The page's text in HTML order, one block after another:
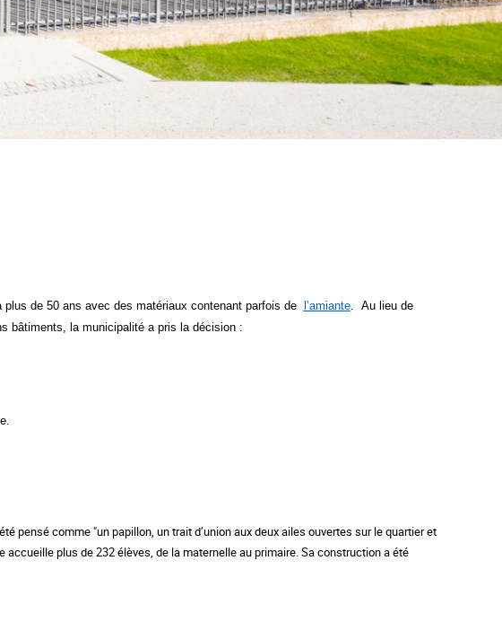
de 50 ans avec des matériaux contenant parfois de l’amiante. Au lieu de
bâtiments, la municipalité a pris la décision :
.
pensé comme "un papillon, un trait d’union aux deux ailes ouvertes sur le quartier et
plus de 232 élèves, de la maternelle au primaire.Sa construction a été